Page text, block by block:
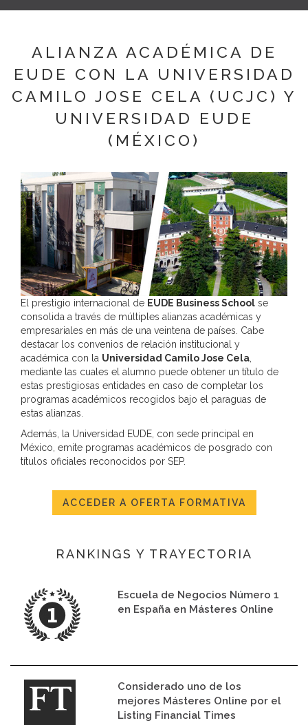
Solo le enviaremos publicidad con su autorización previa,
que podrá facilitarnos mediante la casilla correspondiente establecida al
efecto.
consentimiento previo, que podrá facilitarnos mediante la casilla
entidad que esté debidamente autorizado podrá tener conocimiento de
Derechos:Tiene derecho a saber qué información tenemos sobre
usted, corregirla y eliminarla, tal y como se explica en la información
adicional disponible en nuestra página web.
Información adicional:Más información en el apartado “SUS DATOS
SEGUROS” de nuestra página web.
ALIANZA ACADÉMICA DE
EUDE CON LA UNIVERSIDAD
CAMILO JOSE CELA (UCJC) Y
UNIVERSIDAD EUDE
(MÉXICO)
El prestigio internacional de EUDE Business School se
consolida a través de múltiples alianzas académicas y
empresariales en más de una veintena de países. Cabe
destacar los convenios de relación institucional y
académica con la Universidad Camilo Jose Cela
mediante las cuales el alumno puede obtener un título de
estas prestigiosas entidades en caso de completar los
programas académicos recogidos bajo el paraguas de
estas alianzas.
Además, la Universidad EUDE, con sede principal en
México, emite programas académicos de posgrado con
títulos oficiales reconocidos por SEP.
ACCEDER A OFERTA FORMATIVA
RANKINGS Y TRAYECTORIA
Escuela de Negocios Número 1
en España en Másteres Online
Considerado uno de los
mejores Másteres Online por el
Listing Financial Times